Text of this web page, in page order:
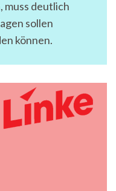
muss deutlich
sollen
können.